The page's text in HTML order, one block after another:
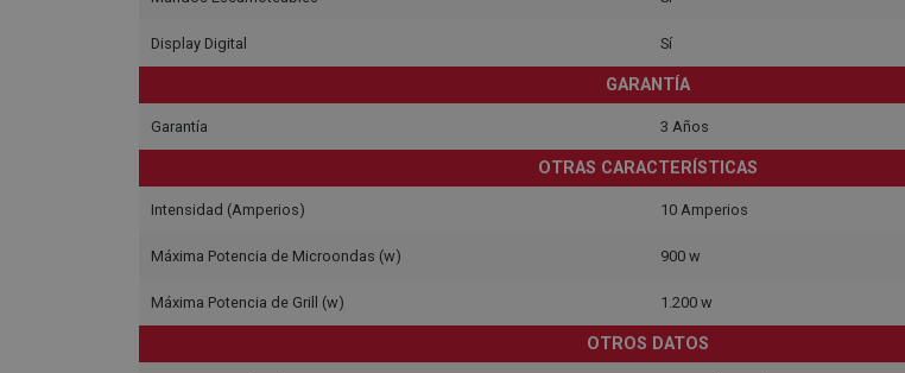
Display Digital Sí
GARANTÍA
Garantía 3 Años
OTRAS CARACTERÍSTICAS
Intensidad (Amperios) 10 Amperios
Máxima Potencia de Microondas (w) 900 w
Máxima Potencia de Grill (w) 1.200 w
OTROS DATOS